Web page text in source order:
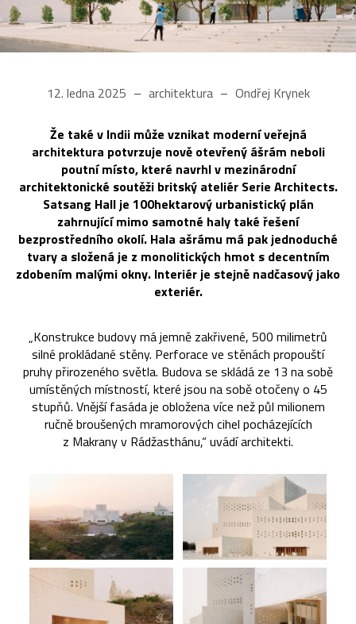
12. ledna 2025 architektura Ondřej Krynek
Že také v Indii může vznikat moderní veřejná
architektura potvrzuje nově otevřený ášrám neboli
poutní místo, které navrhl v mezinárodní
architektonické soutěži britský ateliér Serie Architects.
Satsang Hall je 100hektarový urbanistický plán
zahrnující mimo samotné haly také řešení
bezprostředního okolí. Hala ašrámu má pak jednoduché
tvary a složená je z monolitických hmot s decentním
zdobením malými okny. Interiér je stejně nadčasový jako
exteriér.
„Konstrukce budovy má jemně zakřivené, 500 milimetrů
silné prokládané stěny. Perforace ve stěnách propouští
pruhy přirozeného světla. Budova se skládá ze 13 na sobě
umístěných místností, které jsou na sobě otočeny o 45
stupňů. Vnější fasáda je obložena více než půl milionem
ručně broušených mramorových cihel pocházejících
z Makrany v Rádžasthánu,“ uvádí architekti.